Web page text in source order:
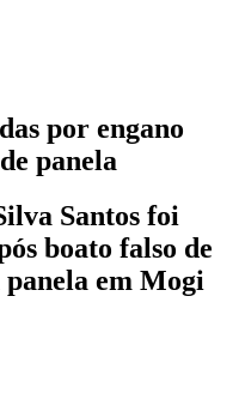
por engano
panela
Santos foi
boato falso de
em Mogi